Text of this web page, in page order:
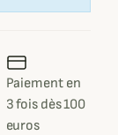
Paiement en
3 fois dès 100
euros